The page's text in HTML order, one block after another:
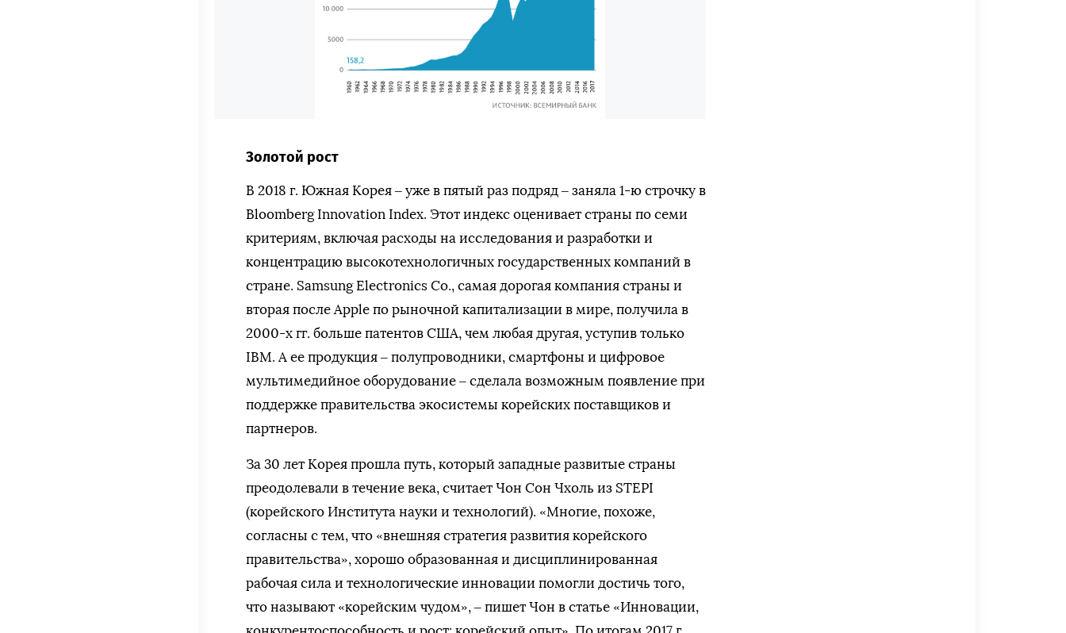
Золотой рост
В 2018 г. Южная Корея – уже в пятый раз подряд – заняла 1-ю строчку в
Bloomberg Innovation Index. Этот индекс оценивает страны по семи
критериям, включая расходы на исследования и разработки и
концентрацию высокотехнологичных государственных компаний в
стране. Samsung Electronics Co., самая дорогая компания страны и
вторая после Apple по рыночной капитализации в мире, получила в
2000-х гг. больше патентов США, чем любая другая, уступив только
IBM. А ее продукция – полупроводники, смартфоны и цифровое
мультимедийное оборудование – сделала возможным появление при
поддержке правительства экосистемы корейских поставщиков и
партнеров.
За 30 лет Корея прошла путь, который западные развитые страны
преодолевали в течение века, считает Чон Сон Чхоль из STEPI
(корейского Института науки и технологий). «Многие, похоже,
согласны с тем, что «внешняя стратегия развития корейского
правительства», хорошо образованная и дисциплинированная
рабочая сила и технологические инновации помогли достичь того,
что называют «корейским чудом», – пишет Чон в статье «Инновации,